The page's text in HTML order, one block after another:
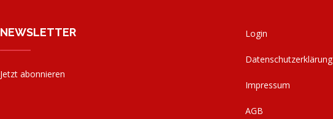
NEWSLETTER
Jetzt abonnieren
Login
Datenschutzerklärung
Impressum
AGB